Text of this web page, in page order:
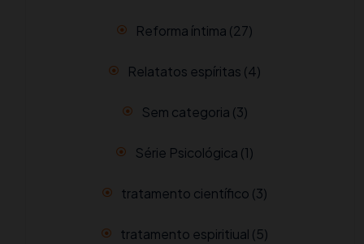
Reforma íntima (27)
Relatatos espíritas (4)
Sem categoria (3)
Série Psicológica (1)
tratamento científico (3)
tratamento espiritiual (5)